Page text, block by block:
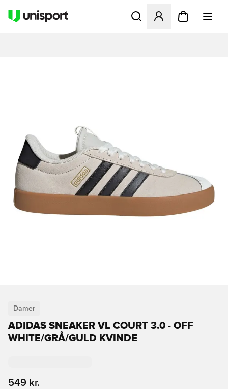
Åbner en Modal til at
Damer
ADIDAS SNEAKER VL COURT 3.0 - OFF
WHITE/GRÅ/GULD KVINDE
549 kr.